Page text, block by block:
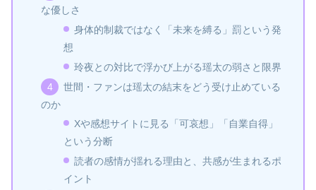
な優しさ
身体的制裁ではなく「未来を縛る」罰という発
想
玲夜との対比で浮かび上がる瑶太の弱さと限界
世間・ファンは瑶太の結末をどう受け止めている
のか
Xや感想サイトに見る「可哀想」「自業自得」
という分断
読者の感情が揺れる理由と、共感が生まれるポ
イント